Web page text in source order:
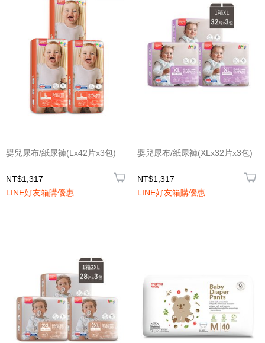
嬰兒尿布/紙尿褲(Lx42片x3包)
NT$1,317
LINE好友箱購優惠
嬰兒尿布/紙尿褲(XLx32片x3包)
NT$1,317
LINE好友箱購優惠